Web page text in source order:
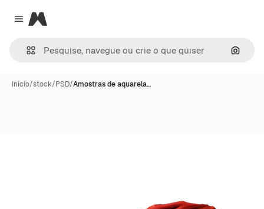
Close menu
Magnific
Início/stock/PSD/Amostras de aquarela…